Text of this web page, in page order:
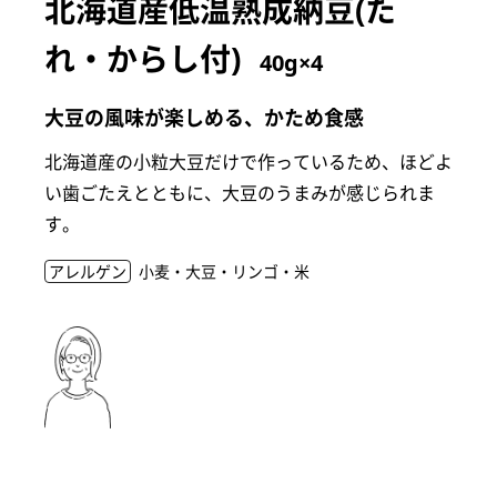
北海道産低温熟成納豆(た
れ・からし付)
40g×4
大豆の風味が楽しめる、かため食感
北海道産の小粒大豆だけで作っているため、ほどよ
い歯ごたえとともに、大豆のうまみが感じられま
す。
アレルゲン 小麦・大豆・リンゴ・米